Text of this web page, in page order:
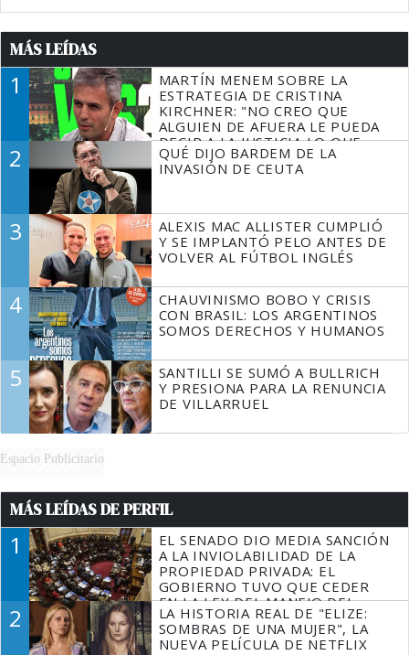
MÁS LEÍDAS
1
MARTÍN MENEM SOBRE LA
ESTRATEGIA DE CRISTINA
KIRCHNER: "NO CREO QUE
ALGUIEN DE AFUERA LE PUEDA
DECIR A LA JUSTICIA LO QUE
TIENE QUE HACER"
2
QUÉ DIJO BARDEM DE LA
INVASIÓN DE CEUTA
3
ALEXIS MAC ALLISTER CUMPLIÓ
Y SE IMPLANTÓ PELO ANTES DE
VOLVER AL FÚTBOL INGLÉS
4
CHAUVINISMO BOBO Y CRISIS
CON BRASIL: LOS ARGENTINOS
SOMOS DERECHOS Y HUMANOS
5
SANTILLI SE SUMÓ A BULLRICH
Y PRESIONA PARA LA RENUNCIA
DE VILLARRUEL
Espacio Publicitario
MÁS LEÍDAS DE PERFIL
1
EL SENADO DIO MEDIA SANCIÓN
A LA INVIOLABILIDAD DE LA
PROPIEDAD PRIVADA: EL
GOBIERNO TUVO QUE CEDER
EN LA LEY DEL MANEJO DEL
FUEGO
2
LA HISTORIA REAL DE "ELIZE:
SOMBRAS DE UNA MUJER", LA
NUEVA PELÍCULA DE NETFLIX